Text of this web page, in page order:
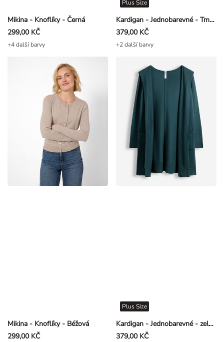
Mikina - Knoflíky - Černá
299,00 KČ
+4 další barvy
Kardigan - Jednobarevné - Tmavě šedá
Plus Size
379,00 KČ
+2 další barvy
Mikina - Knoflíky - Béžová
299,00 KČ
Kardigan - Jednobarevné - zelena
Plus Size
379,00 KČ